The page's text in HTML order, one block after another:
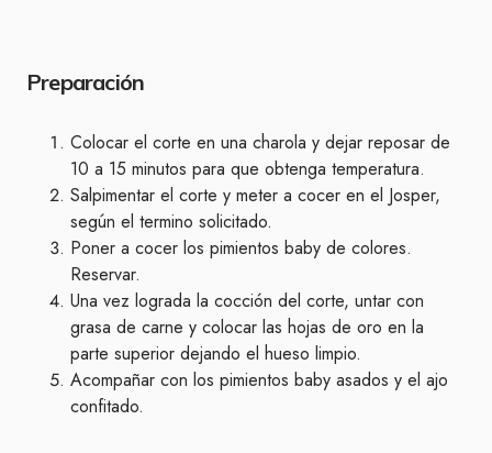
Preparación
Colocar el corte en una charola y dejar reposar de
10 a 15 minutos para que obtenga temperatura.
Salpimentar el corte y meter a cocer en el Josper,
según el termino solicitado.
Poner a cocer los pimientos baby de colores.
Reservar.
Una vez lograda la cocción del corte, untar con
grasa de carne y colocar las hojas de oro en la
parte superior dejando el hueso limpio.
Acompañar con los pimientos baby asados y el ajo
confitado.